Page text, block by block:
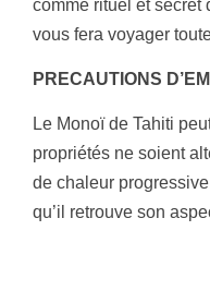
comme rituel et secret
vous fera voyager
PRECAUTIONS
Le Monoï de Tahiti
propriétés ne soient
de chaleur
qu’il retrouve son